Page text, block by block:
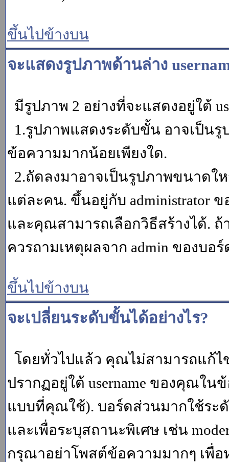
ขึ้นไปข้างบน
จะแสดงรูปภาพด้านล่าง
มีรูปภาพ 2 อย่างที่จะแสดงอยู่ใต้
1.รูปภาพแสดงระดับขั้น อาจเป็น
ข้อความมากน้อยเพียงใด.
2.ถัดลงมาอาจเป็นรูปภาพขนาดใ
แต่ละคน. ขึ้นอยู่กับ administrator
และคุณสามารถเลือกวิธีสร้างได้.
ควรถามเหตุผลจาก admin ของบอ
ขึ้นไปข้างบน
จะเปลี่ยนระดับขั้นได้อย่างไร?
โดยทั่วไปแล้ว คุณไม่สามารถแก้
ปรากฏอยู่ใต้ username ของคุณใ
แบบที่คุณใช้). บอร์ดส่วนมากใช้ร
และเพื่อระบุสถานะพิเศษ เช่น
กรุณาอย่าโพสต์ข้อความมากๆ เพื่